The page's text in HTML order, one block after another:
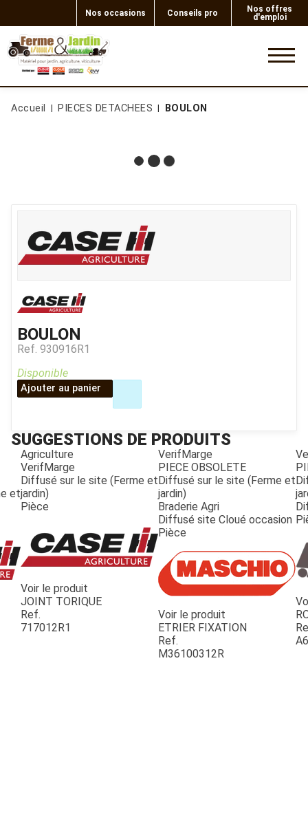
Nos occasions Conseils pro
Nos offres
d'emploi
JOUET
ESPACES VERTS
Accueil PIECES DETACHEES BOULON
BOULON
Ref. 930916R1
Disponible
Ajouter au panier
SUGGESTIONS DE PRODUITS
et
Agriculture
VerifMarge
Diffusé sur le site (Ferme et
jardin)
Pièce
Voir le produit
JOINT TORIQUE
Ref.
717012R1
VerifMarge
PIECE OBSOLETE
Diffusé sur le site (Ferme et
jardin)
Braderie Agri
Diffusé site Cloué occasion
Pièce
Voir le produit
ETRIER FIXATION
Ref.
M36100312R